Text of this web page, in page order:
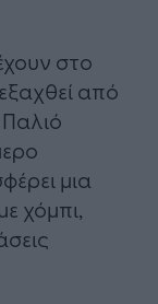
στο
από
μια
χόμπι,